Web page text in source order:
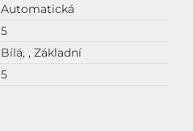
Automatická
5
Bílá, , Základní
5